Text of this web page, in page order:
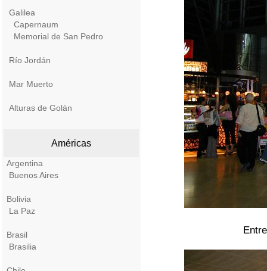
Galilea
Capernaum
Memorial de San Pedro
Río Jordán
Mar Muerto
Alturas de Golán
Américas
Argentina
Buenos Aires
Bolivia
La Paz
Brasil
Brasilia